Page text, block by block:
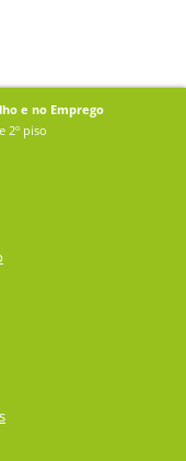
e no Emprego
2º piso